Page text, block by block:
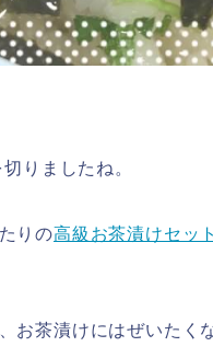
りましたね。
りの高級お茶漬けセット
お茶漬けにはぜいたく